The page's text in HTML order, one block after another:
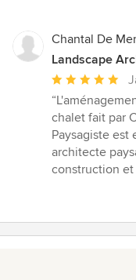
Chantal De
Landscape
Average
rating:
5
out
of
5
chalet fait par
Paysagiste
architecte
construction et